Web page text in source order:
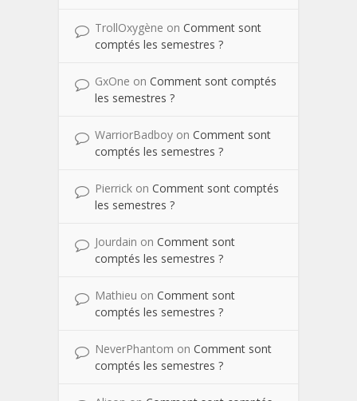
TrollOxygène on Comment sont
comptés les semestres ?
GxOne on Comment sont comptés
les semestres ?
WarriorBadboy on Comment sont
comptés les semestres ?
Pierrick on Comment sont comptés
les semestres ?
Jourdain on Comment sont
comptés les semestres ?
Mathieu on Comment sont
comptés les semestres ?
NeverPhantom on Comment sont
comptés les semestres ?